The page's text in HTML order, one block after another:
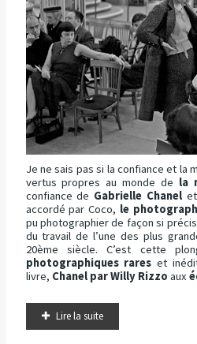
Je ne sais pas si la confiance et la
vertus propres au monde de la
confiance de Gabrielle Chanelet
accordé par Coco, le
pu photographier de façon si
du travail de l’une des plus
20ème siècle. C’est cette
photographiques rares et
livre, Chanel par Willy Rizzo aux
Lire la suite